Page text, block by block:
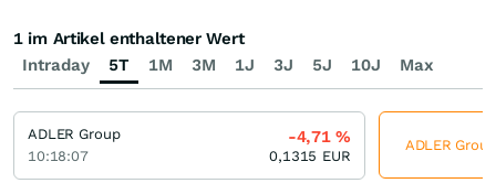
Intraday 5T 1M 3M 1J 3J 5J 10J Max
1 im Artikel enthaltener Wert
ADLER Group
10:18:07
-4,71%
0,1315 EUR
ADLER